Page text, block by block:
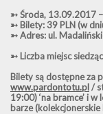
➳ Środa, 13.09.2017
➳ Bilety: 39 PLN (w
➳ Adres: ul.
➳ Liczba miejsc
Bilety są dostępne za
www.pardontotu.pl/
19:00) ‘na bramce’ i
barze (kolekcjonerskie